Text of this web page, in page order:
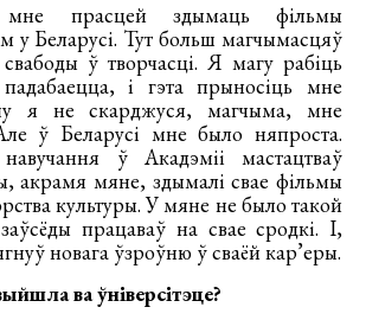
прасцей здымаць фільмы
у Беларусі. Тут больш магчымасцяў
ў творчасці. Я магу рабіць
і гэта прыносіць мне
я не скарджуся, магчыма, мне
ў Беларусі мне было няпроста.
ў Акадэміі мастацтваў
акрамя мяне, здымалі свае фільмы
культуры. У мяне не было такой
працаваў на свае сродкі. І,
новага ўзроўню ў сваёй кар’еры.
ва ўніверсітэце?